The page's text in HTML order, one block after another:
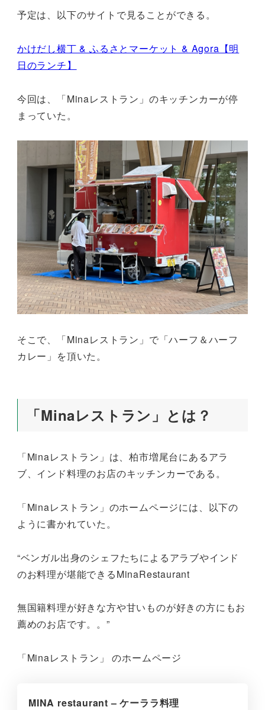
予定は、以下のサイトで見ることができる。
かけだし横丁 & ふるさとマーケット & Agora【明
日のランチ】
今回は、「Minaレストラン」のキッチンカーが停
まっていた。
そこで、「Minaレストラン」で「ハーフ＆ハーフ
カレー」を頂いた。
「Minaレストラン」とは？
「Minaレストラン」は、柏市増尾台にあるアラ
ブ、インド料理のお店のキッチンカーである。
「Minaレストラン」のホームページには、以下の
ように書かれていた。
“ベンガル出身のシェフたちによるアラブやインド
のお料理が堪能できるMinaRestaurant
無国籍料理が好きな方や甘いものが好きの方にもお
薦めのお店です。。”
「Minaレストラン」 のホームページ
MINA restaurant – ケーララ料理